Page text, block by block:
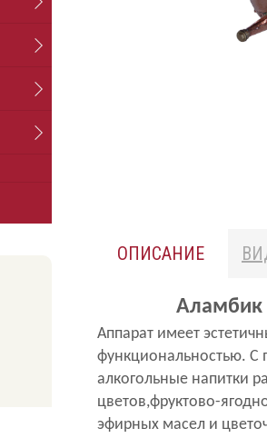
ОПИСАНИЕ
Аламбик
Аппарат имеет
функциональностью. С
алкогольные напитки
цветов,фруктово-
эфирных масел и